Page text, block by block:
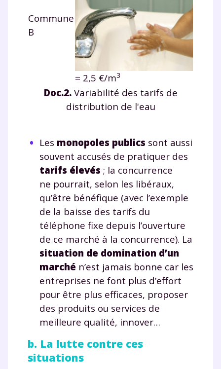
Commune
B
= 2,5 €/m3
Doc.2.Variabilité des tarifs de
distribution de l'eau
Les monopoles publics sont aussi
souvent accusés de pratiquer des
tarifs élevés ; la concurrence
ne pourrait, selon les libéraux,
qu’être bénéfique (avec l’exemple
de la baisse des tarifs du
téléphone fixe depuis l’ouverture
de ce marché à la concurrence). La
situation de domination d’un
marché n’est jamais bonne car les
entreprises ne font plus d’effort
pour être plus efficaces, proposer
des produits ou services de
meilleure qualité, innover…
b. La lutte contre ces
situations
Fiches de cours et vidéos
corrigés ,podcasts de révisions
espace dédié aux parentspour
suivre les progrès
Tout le programme scolaire du CP à
la Terminale
Des profs expérimentés disponibles
à la demande par tchat, audio ou
TESTER GRATUITEMENT
* Votre code d'accès sera envoyé à cette adresse e-mail. En
renseignant votre e-mail, vous consentez à ce que vos
données à caractère personnel soient traitées par SEJER, sous
la marque myMaxicours, afin que SEJER puisse vous donner
accès au service de soutien scolaire pendant 24h. Pour en
savoir plus sur la gestion de vos données personnelles et
pour exercer vos droits, vous pouvez consulter
charte.
J’accepte de recevoir les actualités et des
communications de la part de
myMaxicours.
Votre adresse e-mail sera exclusivement utilisée pour
vous envoyer notre newsletter. Vous pourrez vous
désinscription présent dans chaque newsletter. Pour
en savoir plus sur la gestion de vos données
personnelles et pour exercer vos droits, vous pouvez